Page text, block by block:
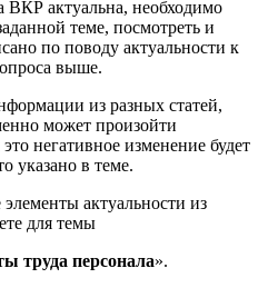
ВКР актуальна, необходимо
теме, посмотреть и
по поводу актуальности к
выше.
из разных статей,
может произойти
негативное изменение будет
указано в теме.
актуальности из
для темы
труда персонала».